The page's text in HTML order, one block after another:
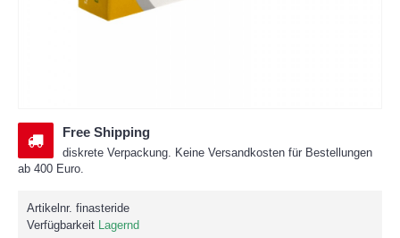
Free Shipping
diskrete Verpackung. Keine Versandkosten für Bestellungen
ab 400 Euro.
Artikelnr. finasteride
Verfügbarkeit Lagernd